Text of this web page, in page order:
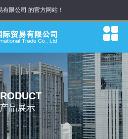
限公司 的官方网站！
产品展示